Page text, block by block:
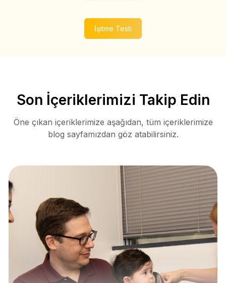
İşitme Testi
Son İçeriklerimizi Takip Edin
Öne çıkan içeriklerimize aşağıdan, tüm içeriklerimize
blog sayfamızdan göz atabilirsiniz.